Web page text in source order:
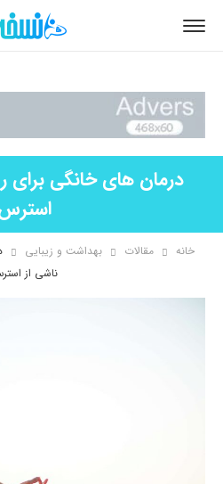
درمان های خانگی
خانه مقالات بهداشت و زیبایی
ناشی از